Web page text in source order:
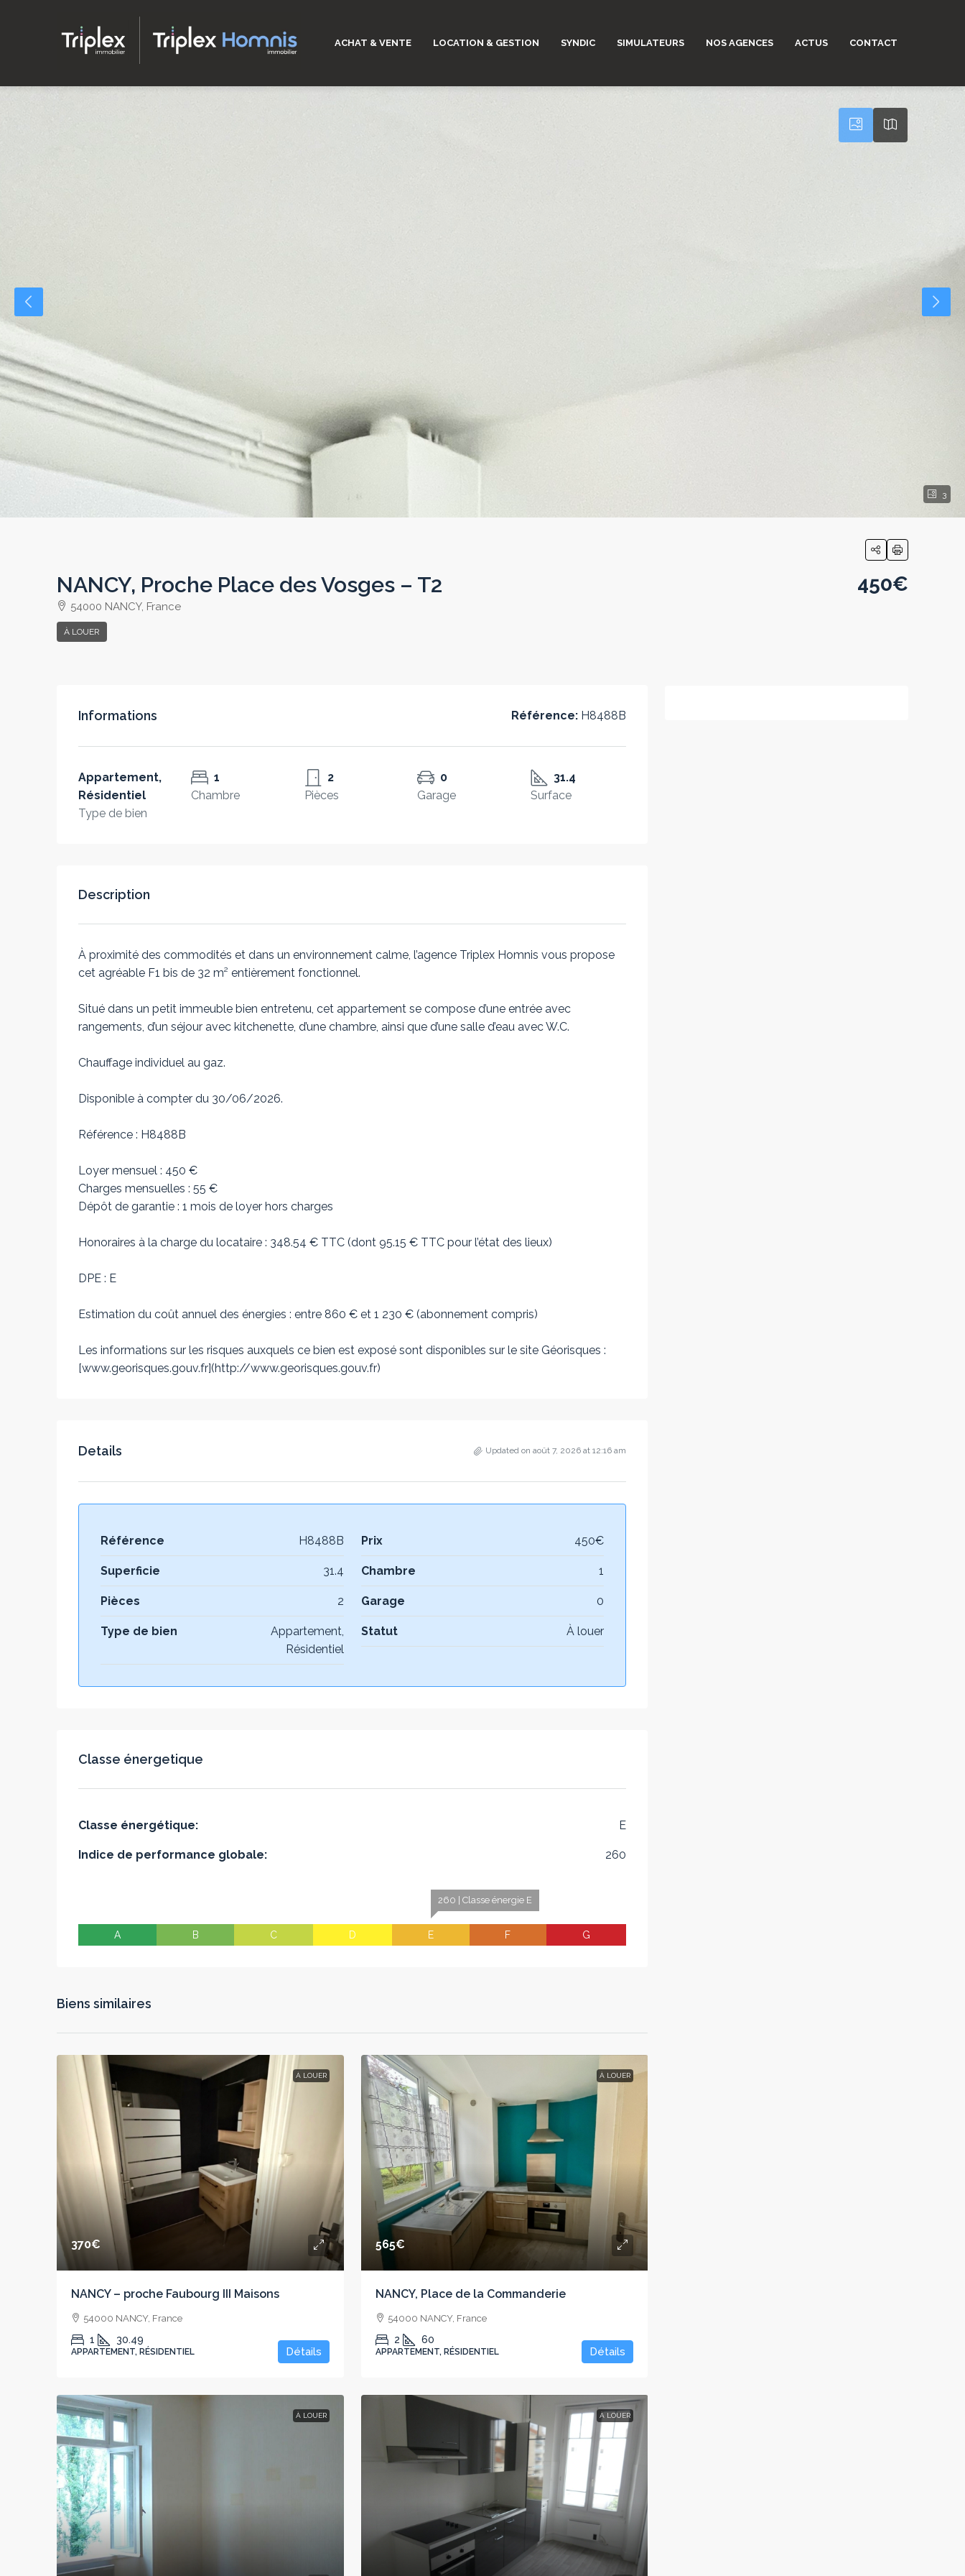
ACHAT & VENTE LOCATION & GESTION SYNDIC SIMULATEURS NOS AGENCES ACTUS CONTACT
3
NANCY, Proche Place des Vosges – T2
54000 NANCY, France
À LOUER
450€
Informations Référence: H8488B
Appartement,
Résidentiel
Type de bien
1
Chambre
2
Pièces
0
Garage
31.4
Surface
Description
À proximité des commodités et dans un environnement calme, l’agence Triplex Homnis vous propose
cet agréable F1 bis de 32 m² entièrement fonctionnel.
Situé dans un petit immeuble bien entretenu, cet appartement se compose d’une entrée avec
rangements, d’un séjour avec kitchenette, d’une chambre, ainsi que d’une salle d’eau avec W.C.
Chauffage individuel au gaz.
Disponible à compter du 30/06/2026.
Référence : H8488B
Loyer mensuel : 450 €
Charges mensuelles : 55 €
Dépôt de garantie : 1 mois de loyer hors charges
Honoraires à la charge du locataire : 348.54 € TTC (dont 95.15 € TTC pour l’état des lieux)
DPE : E
Estimation du coût annuel des énergies : entre 860 € et 1 230 € (abonnement compris)
Les informations sur les risques auxquels ce bien est exposé sont disponibles sur le site Géorisques :
[www.georisques.gouv.fr](http://www.georisques.gouv.fr)
Details Updated on août 7, 2026 at 12:16 am
Référence H8488B Prix 450€
Superficie 31.4 Chambre 1
Pièces 2 Garage 0
Type de bien
Appartement,
Résidentiel
Statut À louer
Classe énergetique
Classe énergétique: E
Indice de performance globale: 260
A B C D
260 | Classe énergie E
E F G
Biens similaires
À LOUER
370€
NANCY – proche Faubourg III Maisons
54000 NANCY, France
1 30.49
APPARTEMENT, RÉSIDENTIEL Détails
À LOUER
565€
NANCY, Place de la Commanderie
54000 NANCY, France
2 60
APPARTEMENT, RÉSIDENTIEL Détails
À LOUER À LOUER